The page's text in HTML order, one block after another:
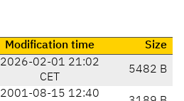
Modification time Size
2026-02-01 21:02
CET
5482 B
2001-08-15 12:40